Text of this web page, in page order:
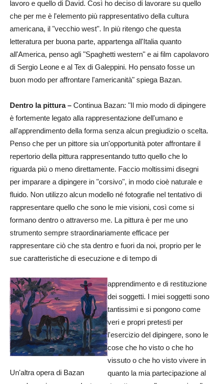
lavoro e quello di David. Così ho deciso di lavorare su quello
che per me è l'elemento più rappresentativo della cultura
americana, il "vecchio west". In più ritengo che questa
letteratura per buona parte, appartenga all'Italia quanto
all'America, penso agli "Spaghetti western" e ai film capolavoro
di Sergio Leone e al Tex di Galeppini. Ho pensato fosse un
buon modo per affrontare l'americanità" spiega Bazan.
Dentro la pittura – Continua Bazan: "Il mio modo di dipingere
è fortemente legato alla rappresentazione dell'umano e
all'apprendimento della forma senza alcun pregiudizio o scelta.
Penso che per un pittore sia un'opportunità poter affrontare il
repertorio della pittura rappresentando tutto quello che lo
riguarda più o meno direttamente. Faccio moltissimi disegni
per imparare a dipingere in "corsivo", in modo cioè naturale e
fluido. Non utilizzo alcun modello né fotografie nel tentativo di
rappresentare quello che sono le mie visioni, così come si
formano dentro o attraverso me. La pittura è per me uno
strumento sempre straordinariamente efficace per
rappresentare ciò che sta dentro e fuori da noi, proprio per le
sue caratteristiche di esecuzione e di tempo di
Un'altra opera di Bazan
apprendimento e di restituzione
dei soggetti. I miei soggetti sono
tantissimi e si pongono come
veri e propri pretesti per
l'esercizio del dipingere, sono le
cose che ho visto o che ho
vissuto o che ho visto vivere in
quanto la mia partecipazione al